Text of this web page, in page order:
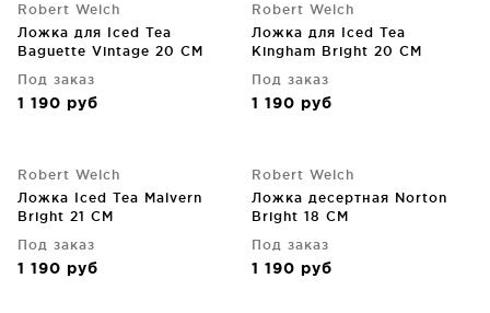
Robert Welch
Ложка для Iced Tea
Baguette Vintage 20 CM
Под заказ
1 190 руб
Robert Welch
Ложка для Iced Tea
Kingham Bright 20 CM
Под заказ
1 190 руб
Robert Welch
Ложка Iced Tea Malvern
Bright 21 CM
Под заказ
1 190 руб
Robert Welch
Ложка десертная Norton
Bright 18 CM
Под заказ
1 190 руб